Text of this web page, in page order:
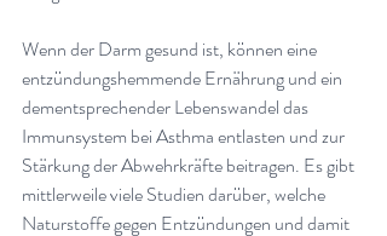
Wenn der Darm gesund ist, können eine
entzündungshemmende Ernährung und ein
dementsprechender Lebenswandel das
Immunsystem bei Asthma entlasten und zur
Stärkung der Abwehrkräfte beitragen. Es gibt
mittlerweile viele Studien darüber, welche
Naturstoffe gegen Entzündungen und damit